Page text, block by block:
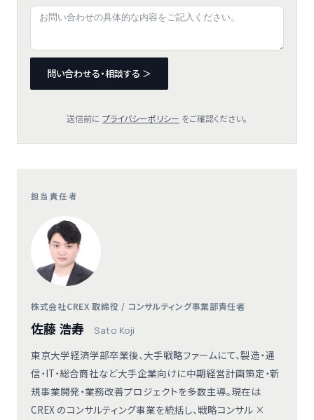
問い合わせる・相談する ＞
送信前に プライバシーポリシー をご確認ください。
担当責任者
株式会社CREX 取締役 / コンサルティング事業部責任者
佐藤 浩寿 Sato Koji
東京大学経済学部卒業後、大手戦略ファームにて、製造・通
信・IT・総合商社など大手企業向けに中期経営計画策定・新
規事業開発・業務改善プロジェクトを多数主導。現在は
CREX のコンサルティング事業を統括し、戦略コンサル ×